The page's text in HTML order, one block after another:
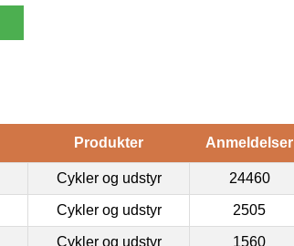
Produkter Anmeldelser
Cykler og udstyr 24460
Cykler og udstyr 2505
Cykler og udstyr 1560